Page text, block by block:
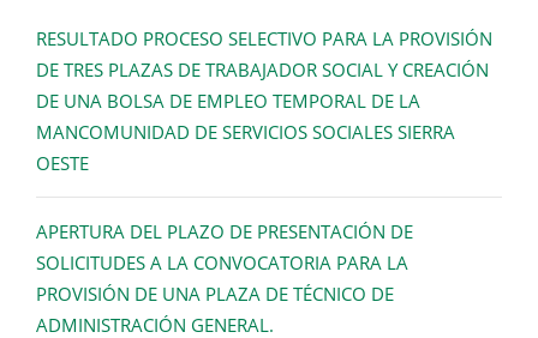
RESULTADO PROCESO SELECTIVO PARA LA PROVISIÓN
DE TRES PLAZAS DE TRABAJADOR SOCIAL Y CREACIÓN
DE UNA BOLSA DE EMPLEO TEMPORAL DE LA
MANCOMUNIDAD DE SERVICIOS SOCIALES SIERRA
OESTE
APERTURA DEL PLAZO DE PRESENTACIÓN DE
SOLICITUDES A LA CONVOCATORIA PARA LA
PROVISIÓN DE UNA PLAZA DE TÉCNICO DE
ADMINISTRACIÓN GENERAL.